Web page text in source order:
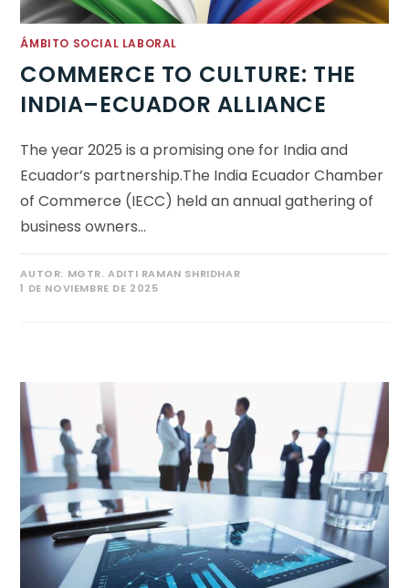
ÁMBITO SOCIAL LABORAL
COMMERCE TO CULTURE: THE
INDIA–ECUADOR ALLIANCE
The year 2025 is a promising one for India and
Ecuador’s partnership.The India Ecuador Chamber
of Commerce (IECC) held an annual gathering of
business owners…
AUTOR: MGTR. ADITI RAMAN SHRIDHAR
1 DE NOVIEMBRE DE 2025